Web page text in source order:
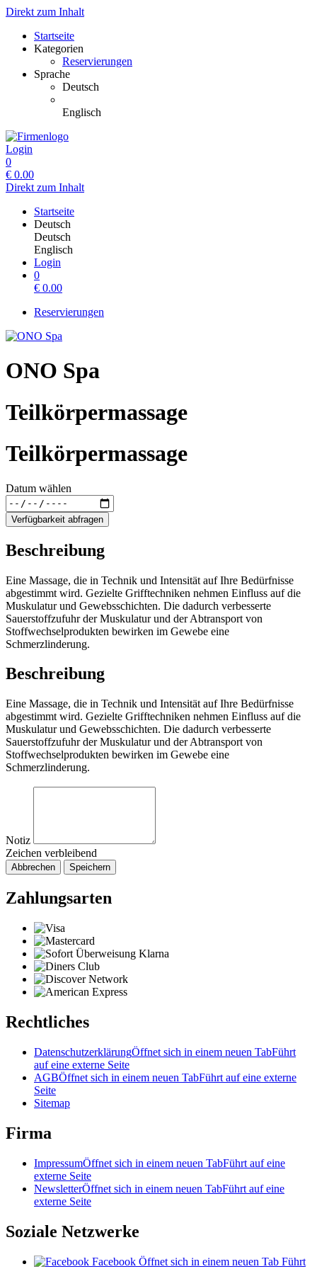
Direkt zum Inhalt
Startseite
Kategorien
Reservierungen
Sprache
Deutsch
Englisch
Login
0
€ 0.00
Direkt zum Inhalt
Startseite
Deutsch
Deutsch
Englisch
Login
0
€ 0.00
Reservierungen
ONO Spa
Teilkörpermassage
Teilkörpermassage
Datum wählen
Verfügbarkeit abfragen
Beschreibung
Eine Massage, die in Technik und Intensität auf Ihre Bedürfnisse
abgestimmt wird. Gezielte Grifftechniken nehmen Einfluss auf die
Muskulatur und Gewebsschichten. Die dadurch verbesserte
Sauerstoffzufuhr der Muskulatur und der Abtransport von
Stoffwechselprodukten bewirken im Gewebe eine
Schmerzlinderung.
Beschreibung
Eine Massage, die in Technik und Intensität auf Ihre Bedürfnisse
abgestimmt wird. Gezielte Grifftechniken nehmen Einfluss auf die
Muskulatur und Gewebsschichten. Die dadurch verbesserte
Sauerstoffzufuhr der Muskulatur und der Abtransport von
Stoffwechselprodukten bewirken im Gewebe eine
Schmerzlinderung.
Notiz
Zeichen verbleibend
Abbrechen Speichern
Zahlungsarten
Rechtliches
DatenschutzerklärungÖffnet sich in einem neuen TabFührt
auf eine externe Seite
AGBÖffnet sich in einem neuen TabFührt auf eine externe
Seite
Sitemap
Firma
ImpressumÖffnet sich in einem neuen TabFührt auf eine
externe Seite
NewsletterÖffnet sich in einem neuen TabFührt auf eine
externe Seite
Soziale Netzwerke
Facebook Öffnet sich in einem neuen Tab Führt